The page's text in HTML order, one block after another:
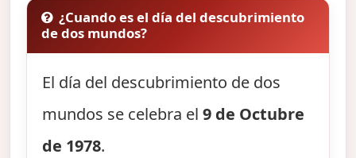
¿Cuando es el día del descubrimiento
de dos mundos?
El día del descubrimiento de dos
mundos se celebra el9 de Octubre
de 1978.